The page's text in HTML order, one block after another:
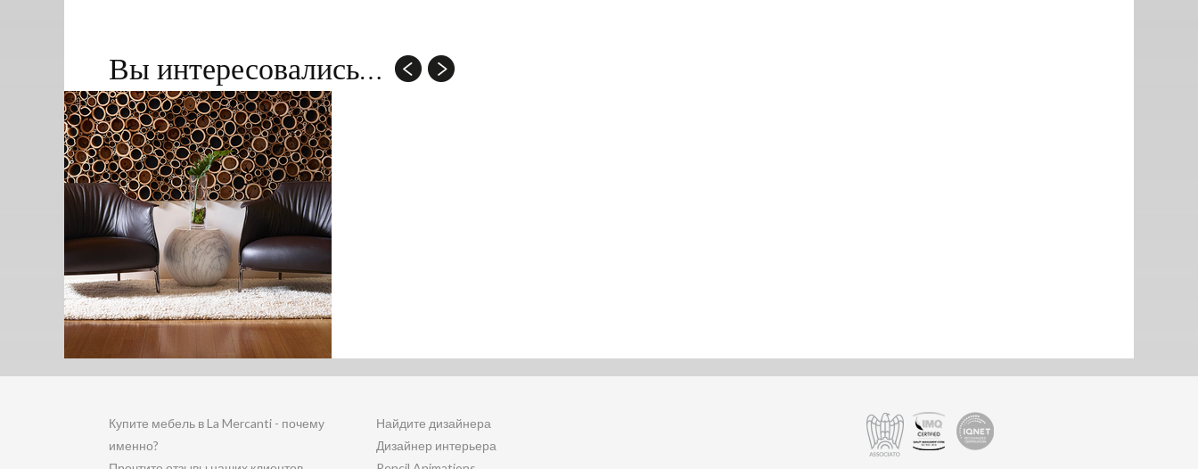
Вы интересовались...
Купите мебель в La Mercanti - почему
именно?
Найдите дизайнера
Дизайнер интерьера